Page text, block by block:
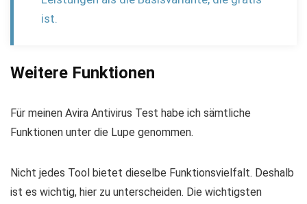
ist.
Weitere Funktionen
Für meinen Avira Antivirus Test habe ich sämtliche
Funktionen unter die Lupe genommen.
Nicht jedes Tool bietet dieselbe Funktionsvielfalt. Deshalb
ist es wichtig, hier zu unterscheiden. Die wichtigsten